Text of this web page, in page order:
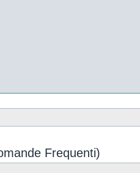
Frequenti)